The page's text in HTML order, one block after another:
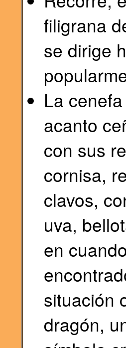
filigrana
se dirige
La
acanto
con sus
cornisa,
clavos,
uva,
en
situación
dragón,